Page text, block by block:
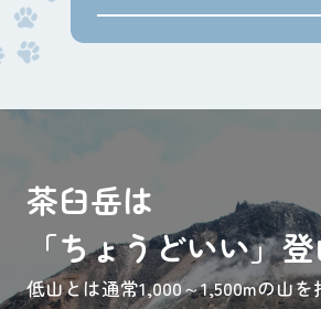
茶臼岳は
「ちょうどいい」
低山とは通常1,000～1,500mの山